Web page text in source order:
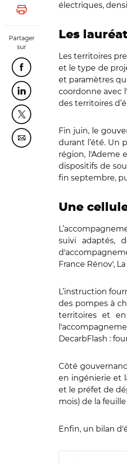
Lancer l'impression
Partager
sur
Partager cette page sur
Partager cette page sur
Partager cette page sur
Partager cette page sur
électriques,
Les
Les territoires
et le type de
et paramètres
coordonne avec
des territoires
Fin juin, le
durant l’été. Un
région, l'Ademe
dispositifs de
fin septembre,
Une
suivi adaptés,
France Rénov',
L’instruction
des pompes à
territoires et
DecarbFlash :
Côté
en ingénierie et
et le préfet de
mois) de la
Enfin, un bilan